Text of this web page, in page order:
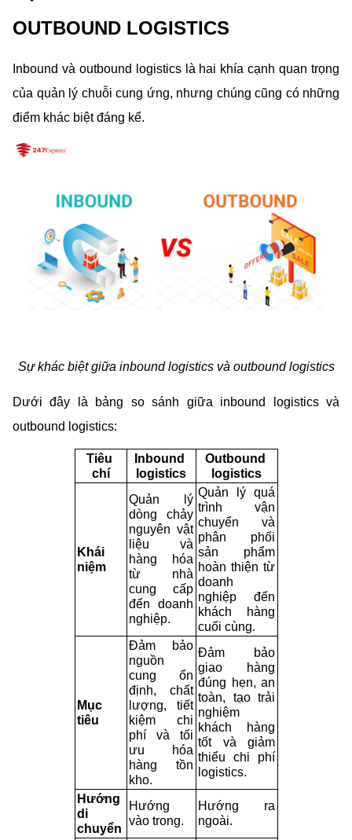
OUTBOUND LOGISTICS
Inbound và outbound logistics là hai khía cạnh quan trọng
của quản lý chuỗi cung ứng, nhưng chúng cũng có những
điểm khác biệt đáng kể.
Sự khác biệt giữa inbound logistics và outbound logistics
Dưới đây là bảng so sánh giữa inbound logistics và
outbound logistics:
Tiêu
chí
Inbound
logistics
Outbound
logistics
Khái
niệm
Quản lý
dòng chảy
nguyên vật
liệu và
hàng hóa
từ nhà
cung cấp
đến doanh
nghiệp.
Quản lý quá
trình vận
chuyển và
phân phối
sản phẩm
hoàn thiện từ
doanh
nghiệp đến
khách hàng
cuối cùng.
Mục
tiêu
Đảm bảo
nguồn
cung ổn
định, chất
lượng, tiết
kiệm chi
phí và tối
ưu hóa
hàng tồn
kho.
Đảm bảo
giao hàng
đúng hẹn, an
toàn, tạo trải
nghiệm
khách hàng
tốt và giảm
thiểu chi phí
logistics.
Hướng
di
chuyển
Hướng
vào trong.
Hướng ra
ngoài.